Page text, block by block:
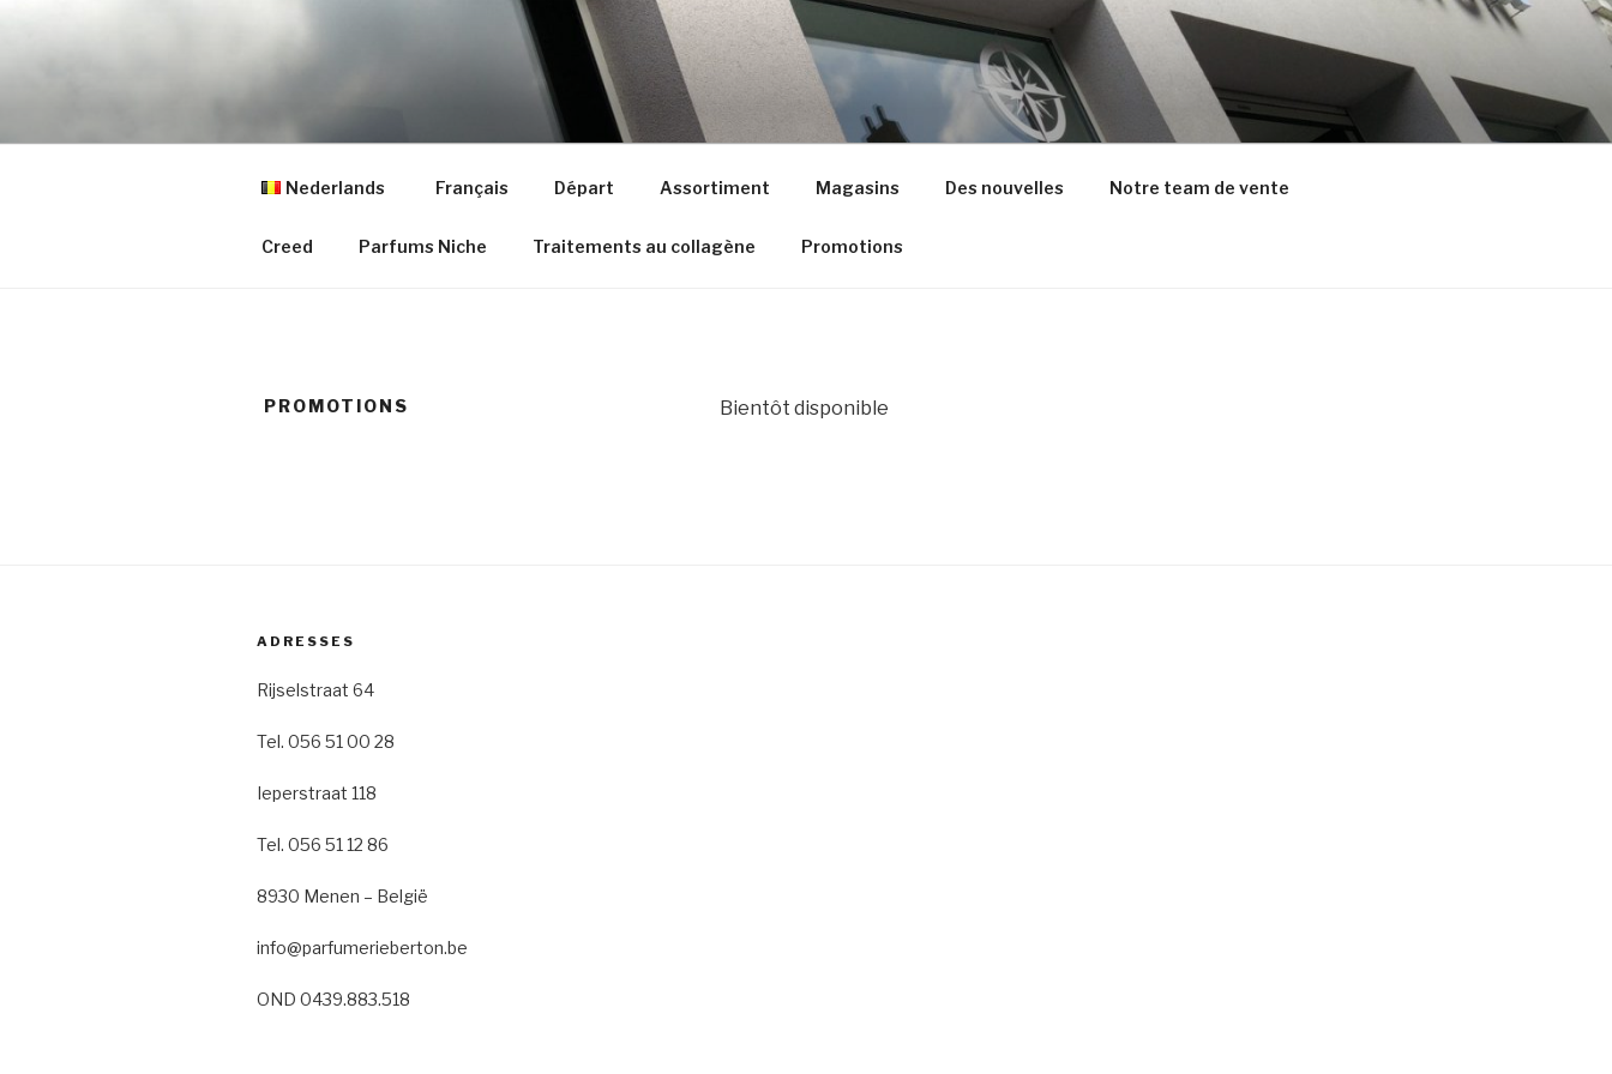
Nederlands Français Départ Assortiment Magasins Des nouvelles Notre team de vente
Creed Parfums Niche Traitements au collagène Promotions
PROMOTIONS Bientôt disponible
ADRESSES
Rijselstraat 64
Tel. 056 51 00 28
Ieperstraat 118
Tel. 056 51 12 86
8930 Menen – België
info@parfumerieberton.be
OND 0439.883.518